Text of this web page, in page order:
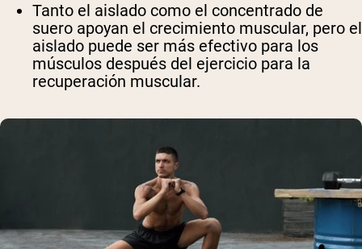
Tanto el aislado como el concentrado de
suero apoyan el crecimiento muscular, pero el
aislado puede ser más efectivo para los
músculos después del ejercicio para la
recuperación muscular.